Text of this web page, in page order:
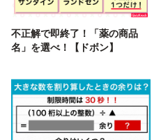
不正解で即終了！「薬の商品
名」を選べ！【ドボン】